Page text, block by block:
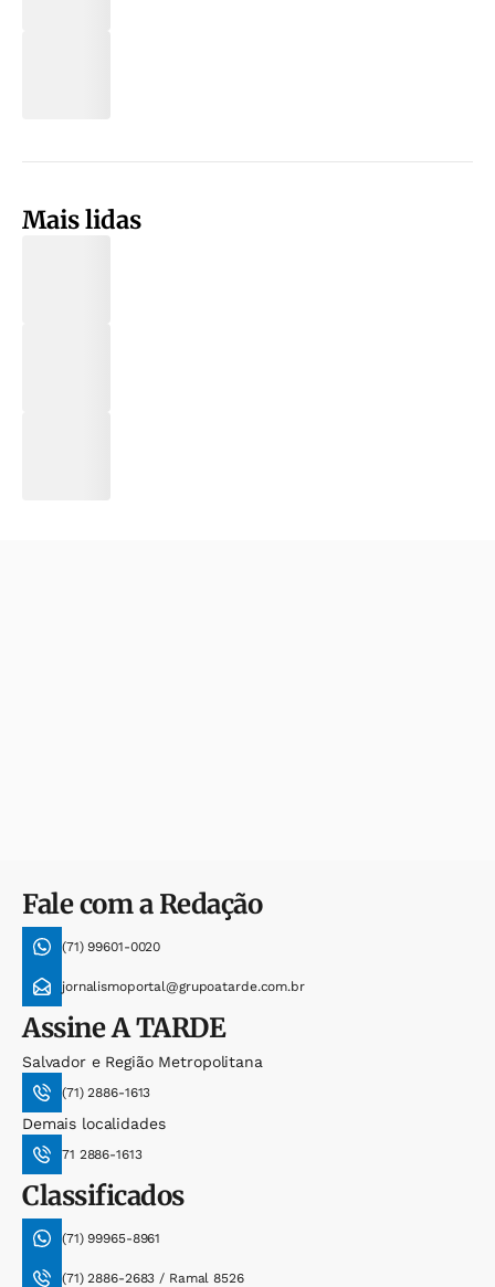
Mais lidas
Fale com a Redação
(71) 99601-0020
jornalismoportal@grupoatarde.com.br
AssineA TARDE
Salvador e Região Metropolitana
(71) 2886-1613
Demais localidades
71 2886-1613
Classificados
(71) 99965-8961
(71) 2886-2683 / Ramal 8526